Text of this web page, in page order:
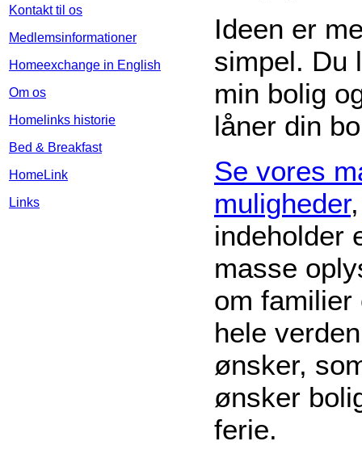
Kontakt til os
Medlemsinformationer
Homeexchange in English
Om os
Homelinks historie
Bed & Breakfast
HomeLink
Links
Ideen er
simpel. Du
min bolig
låner din
Se vores
muligheder
indeholder
masse
om familier
hele
ønsker,
ønsker
ferie.